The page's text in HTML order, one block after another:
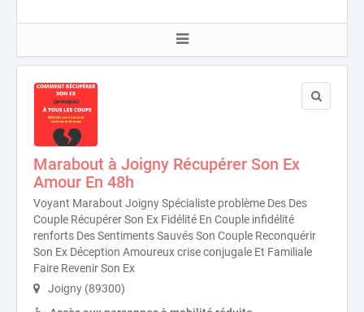
Marabout à Joigny Récupérer Son Ex
Amour En 48h
Voyant Marabout Joigny Spécialiste problème Des Des
Couple Récupérer Son Ex Fidélité En Couple infidélité
renforts Des Sentiments Sauvés Son Couple Reconquérir
Son Ex Déception Amoureux crise conjugale Et Familiale
Faire Revenir Son Ex
Joigny (89300)